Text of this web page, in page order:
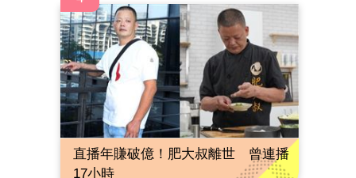
直播年賺破億！肥大叔離世 曾連播
17小時